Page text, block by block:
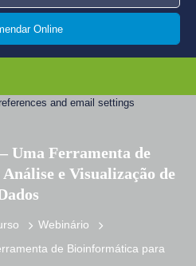
Online
Uma Ferramenta de
e Visualização de
Webinário
de Bioinformática para